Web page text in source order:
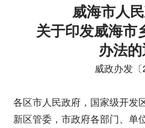
威海市人
关于印发威海市
办法
威政办发
各区市人民政府，国家级开发
新区管委，市政府各部门、单